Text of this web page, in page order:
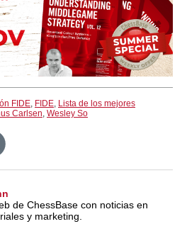
FIDE, FIDE, Lista de los mejores
Carlsen, Wesley So
de ChessBase con noticias en
y marketing.